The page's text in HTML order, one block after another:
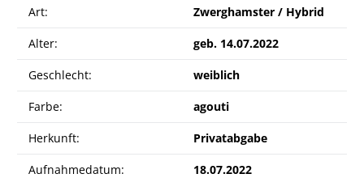
Art: Zwerghamster / Hybrid
Alter: geb. 14.07.2022
Geschlecht: weiblich
Farbe: agouti
Herkunft: Privatabgabe
Aufnahmedatum: 18.07.2022